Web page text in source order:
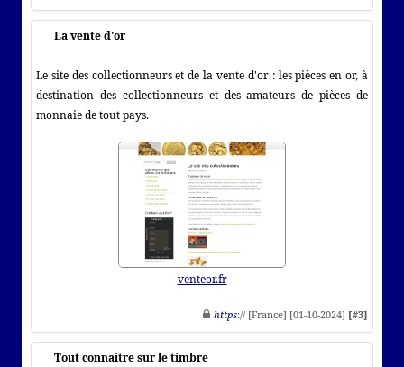
La vente d'or
Le site des collectionneurs et de la vente d'or : les pièces en or, à
destination des collectionneurs et des amateurs de pièces de
monnaie de tout pays.
venteor.fr
https:// [France] [01-10-2024] [#3]
Tout connaitre sur le timbre